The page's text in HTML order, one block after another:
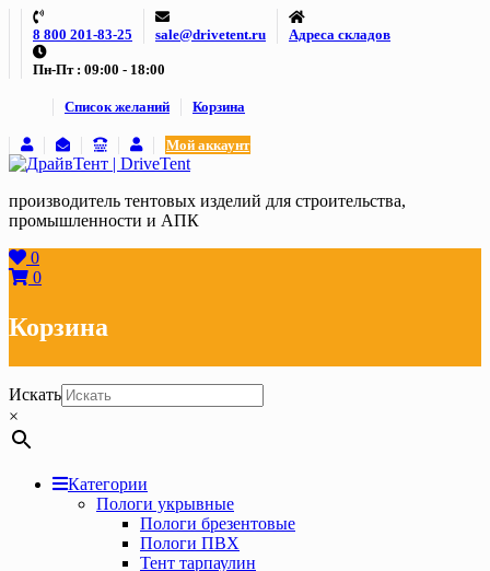
Skip
content
8 800 201-83-25 sale@drivetent.ru Адреса складов
Пн-Пт : 09:00 - 18:00
Список желаний Корзина
Мой аккаунт
производитель тентовых изделий для строительства,
промышленности и АПК
0
0
Корзина
Искать
×
Категории
Пологи укрывные
Пологи брезентовые
Пологи ПВХ
Тент тарпаулин